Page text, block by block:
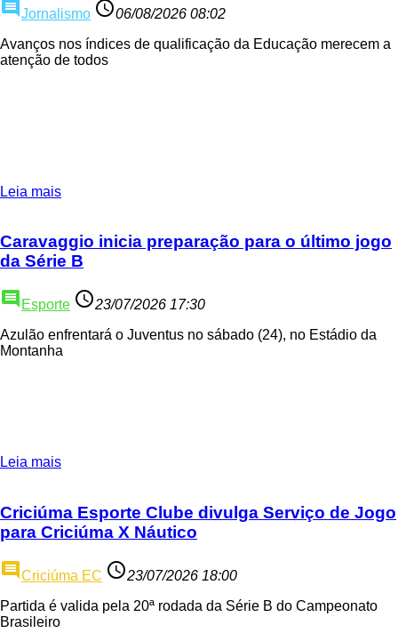
comment Jornalismo access_time06/08/2026 08:02
Avanços nos índices de qualificação da Educação merecem a
atenção de todos
Leia mais
Caravaggio inicia preparação para o último jogo
da Série B
comment Esporte access_time23/07/2026 17:30
Azulão enfrentará o Juventus no sábado (24), no Estádio da
Montanha
Leia mais
Criciúma Esporte Clube divulga Serviço de Jogo
para Criciúma X Náutico
commentCriciúma EC access_time23/07/2026 18:00
Partida é valida pela 20ª rodada da Série B do Campeonato
Brasileiro